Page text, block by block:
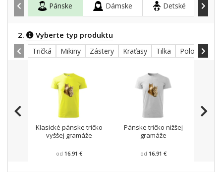
Pánske Dámske Detské
2. Vyberte typ produktu
Tričká Mikiny Zástery Kraťasy Tilka Polokošele
Klasické pánske tričko
vyššej gramáže
od 16.91 €
Pánske tričko nižšej
gramáže
od 16.91 €